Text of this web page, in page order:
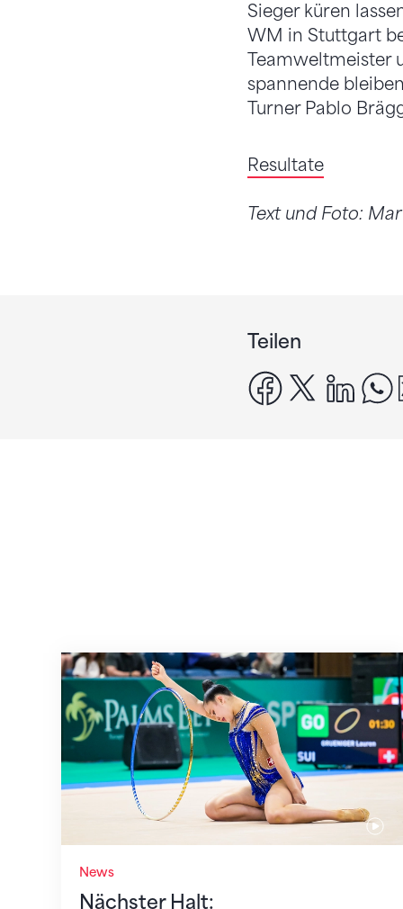
Sieger küren
WM in Stuttgart
Teamweltmeister
spannende
Turner Pablo
Resultate
Text und Foto:
Teilen
facebook
x
News
Nächster Halt:
Nächster Halt: Weltmeisterschaft